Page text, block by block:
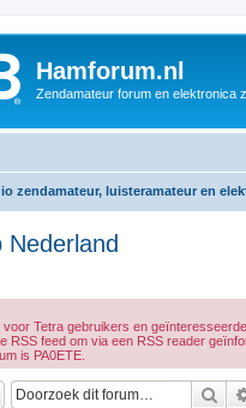
Hamforum.nl
Zendamateur forum en elektronica
zendamateur, luisteramateur en
Nederland
Tetra gebruikers en
RSS feed om via een RSS reader
is PA0ETE.